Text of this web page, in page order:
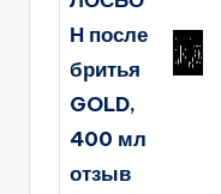
Н после
бритья
GOLD,
400 мл
отзыв